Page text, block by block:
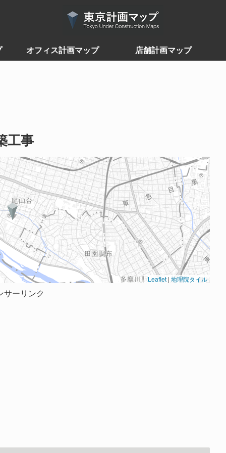
オフィス計画マップ 店舗計画マップ
工事
Leaflet | 地理院タイル
サーリンク